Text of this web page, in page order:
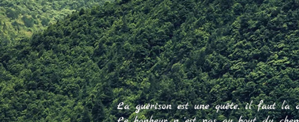
La guérison est une quête, il faut la